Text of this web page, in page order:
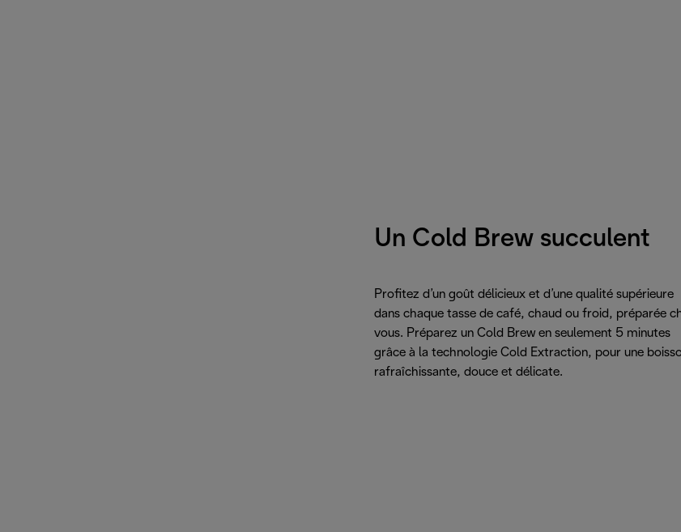
Un Cold Brew succulent
Profitez d’un goût délicieux et d’une qualité supérieure
dans chaque tasse de café, chaud ou froid, préparée
vous. Préparez un Cold Brew en seulement 5 minutes
grâce à la technologie Cold Extraction, pour une
rafraîchissante, douce et délicate.